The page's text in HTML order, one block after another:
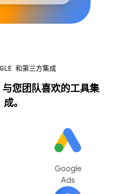
和第三方集成
您团队喜欢的工具集
成。
Google
Ads